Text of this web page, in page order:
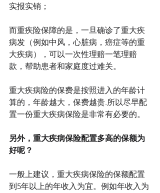
实报实销；
而重疾险保障的是，一旦确诊了重大疾
病发（例如中风，心脏病，癌症等的重
大疾病），可以一次性理赔一笔理赔
款，帮助患者和家庭度过难关。
重大疾病险的保费是按照进入的年龄计
算的，年龄越大，保费越贵.所以尽早配
置一份重大疾病保险是非常有必要的。
另外，重大疾病保险配置多高的保额为
好呢？
一般上建议，重大疾病保险的保额配置
到5年以上的年收入为宜。例如年收入为